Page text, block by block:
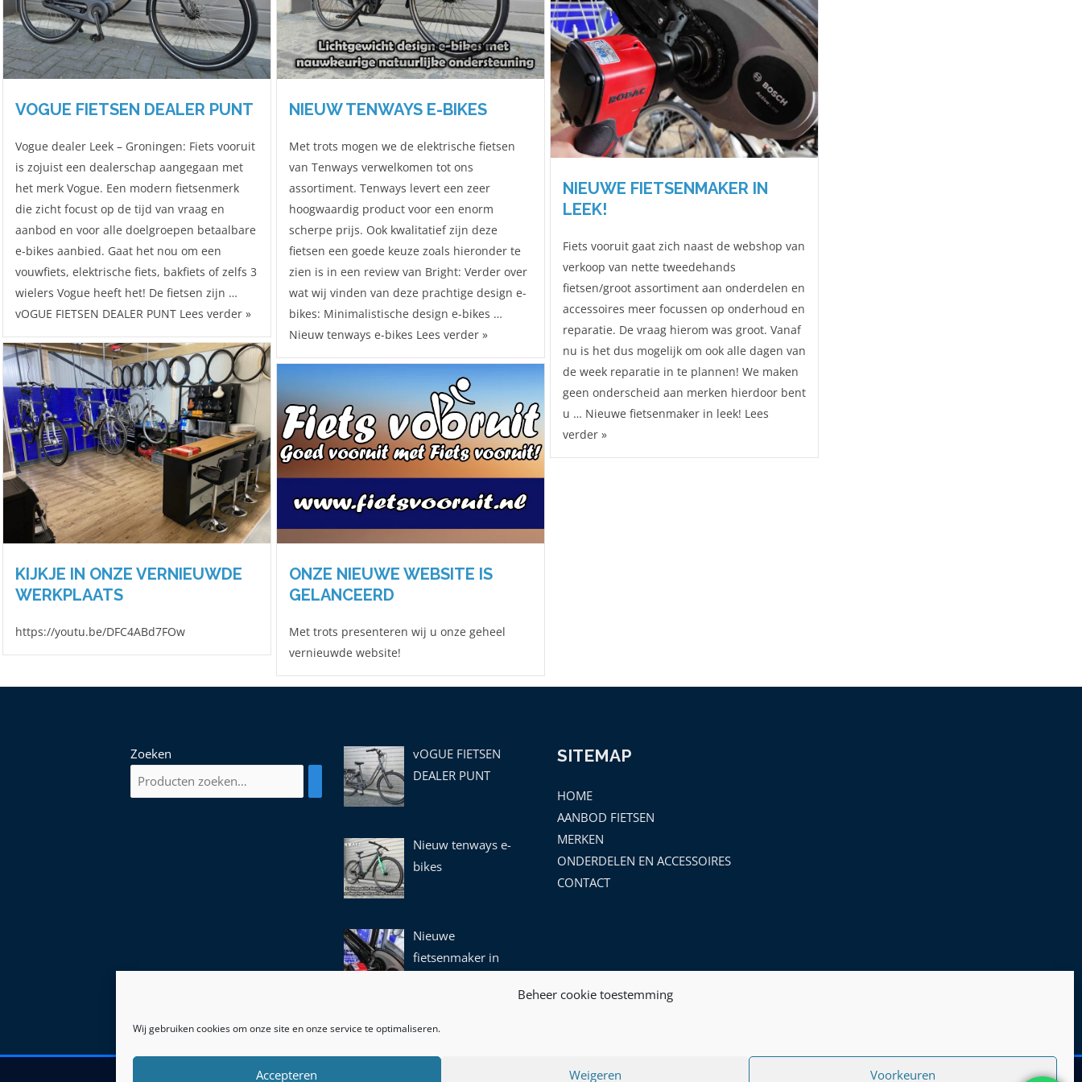
Beheer cookie toestemming
Wij gebruiken cookies om onze site en onze service te optimaliseren.
Accepteren Weigeren Voorkeuren
VOGUE FIETSEN DEALER PUNT
Vogue dealer Leek – Groningen: Fiets vooruit
is zojuist een dealerschap aangegaan met
het merk Vogue. Een modern fietsenmerk
die zicht focust op de tijd van vraag en
aanbod en voor alle doelgroepen betaalbare
e-bikes aanbied. Gaat het nou om een
vouwfiets, elektrische fiets, bakfiets of zelfs 3
wielers Vogue heeft het! De fietsen zijn …
vOGUE FIETSEN DEALER PUNT Lees verder »
NIEUW TENWAYS E-BIKES
Met trots mogen we de elektrische fietsen
van Tenways verwelkomen tot ons
assortiment. Tenways levert een zeer
hoogwaardig product voor een enorm
scherpe prijs. Ook kwalitatief zijn deze
fietsen een goede keuze zoals hieronder te
zien is in een review van Bright: Verder over
wat wij vinden van deze prachtige design e-
bikes: Minimalistische design e-bikes …
Nieuw tenways e-bikes Lees verder »
NIEUWE FIETSENMAKER IN
LEEK!
Fiets vooruit gaat zich naast de webshop van
verkoop van nette tweedehands
fietsen/groot assortiment aan onderdelen en
accessoires meer focussen op onderhoud en
reparatie. De vraag hierom was groot. Vanaf
nu is het dus mogelijk om ook alle dagen van
de week reparatie in te plannen! We maken
geen onderscheid aan merken hierdoor bent
u … Nieuwe fietsenmaker in leek! Lees
verder »
KIJKJE IN ONZE VERNIEUWDE
WERKPLAATS
https://youtu.be/DFC4ABd7FOw
ONZE NIEUWE WEBSITE IS
GELANCEERD
Met trots presenteren wij u onze geheel
vernieuwde website!
Zoeken
vOGUE FIETSEN
DEALER PUNT
Nieuw tenways e-
bikes
Nieuwe
fietsenmaker in
SITEMAP
HOME
AANBOD FIETSEN
MERKEN
ONDERDELEN EN ACCESSOIRES
CONTACT